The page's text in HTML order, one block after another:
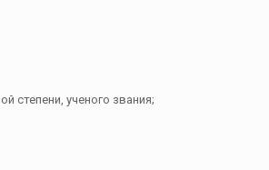
ученого звания;